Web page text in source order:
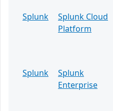
Splunk
Splunk Cloud
Platform
Splunk
Splunk
Enterprise